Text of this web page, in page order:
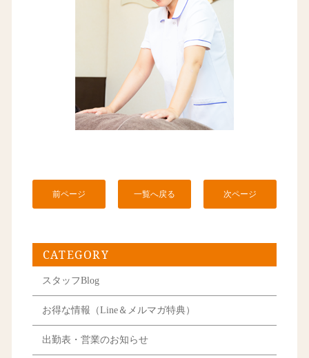
前ページ 一覧へ戻る 次ページ
CATEGORY
スタッフBlog
お得な情報（Line＆メルマガ特典）
出勤表・営業のお知らせ